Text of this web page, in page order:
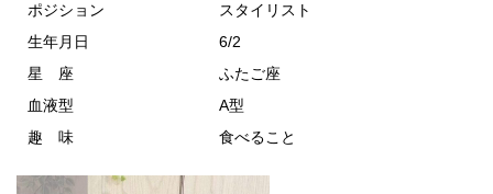
ポジション
スタイリスト
生年月日
6/2
星 座
ふたご座
血液型
A型
趣 味
食べること